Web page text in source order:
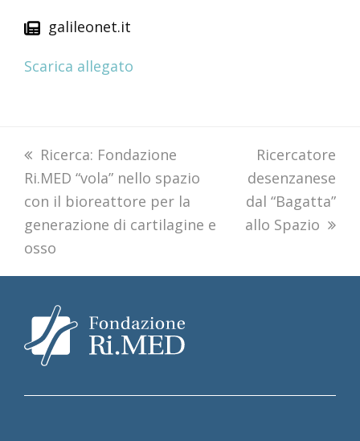
galileonet.it
Scarica allegato
previous
post:
Ricerca: Fondazione
Ri.MED “vola” nello spazio
con il bioreattore per la
generazione di cartilagine e
osso
next
post:
Ricercatore
desenzanese
dal “Bagatta”
allo Spazio